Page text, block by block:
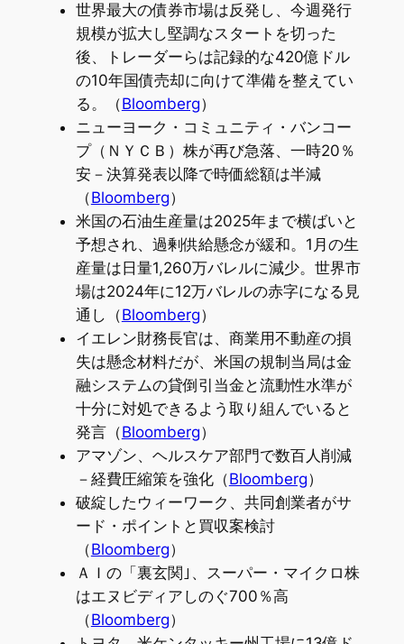
世界最大の債券市場は反発し、今週発行
規模が拡大し堅調なスタートを切った
後、トレーダーらは記録的な420億ドル
の10年国債売却に向けて準備を整えてい
る。（Bloomberg）
ニューヨーク・コミュニティ・バンコー
プ（ＮＹＣＢ）株が再び急落、一時20％
安－決算発表以降で時価総額は半減
（Bloomberg）
米国の石油生産量は2025年まで横ばいと
予想され、過剰供給懸念が緩和。1月の生
産量は日量1,260万バレルに減少。世界市
場は2024年に12万バレルの赤字になる見
通し（Bloomberg）
イエレン財務長官は、商業用不動産の損
失は懸念材料だが、米国の規制当局は金
融システムの貸倒引当金と流動性水準が
十分に対処できるよう取り組んでいると
発言（Bloomberg）
アマゾン、ヘルスケア部門で数百人削減
－経費圧縮策を強化（Bloomberg）
破綻したウィーワーク、共同創業者がサ
ード・ポイントと買収案検討
（Bloomberg）
ＡＩの「裏玄関｣、スーパー・マイクロ株
はエヌビディアしのぐ700％高
（Bloomberg）